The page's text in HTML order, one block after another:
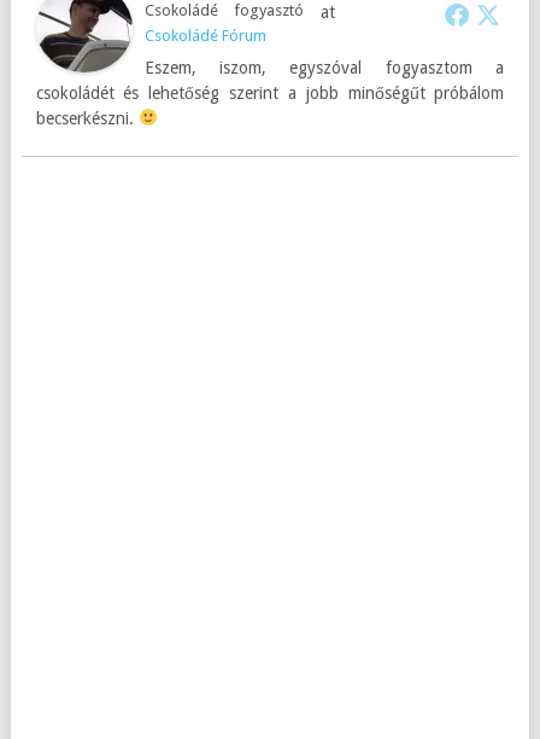
Csokoládé fogyasztó at
Csokoládé Fórum
Eszem, iszom, egyszóval fogyasztom a
csokoládét és lehetőség szerint a jobb minőségűt próbálom
becserkészni.